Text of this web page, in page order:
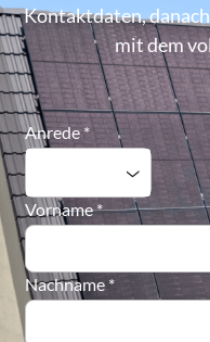
Kontaktdaten,
mit dem
Anrede*
Vorname*
Nachname *